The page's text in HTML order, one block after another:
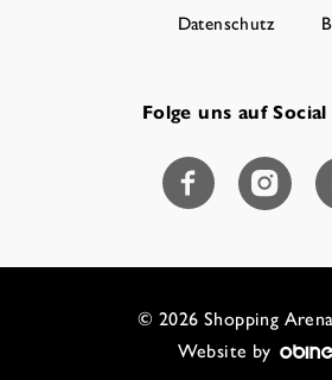
Datenschutz
Folge uns auf
© 2026 Shopping
Website by